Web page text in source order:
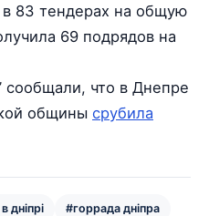
83 тендерах на общую
69 подрядов на
сообщали, что в Днепре
общины срубила
дніпрі #горрада дніпра